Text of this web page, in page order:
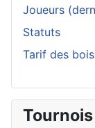
Joueurs
Statuts
Tarif des
Tournois